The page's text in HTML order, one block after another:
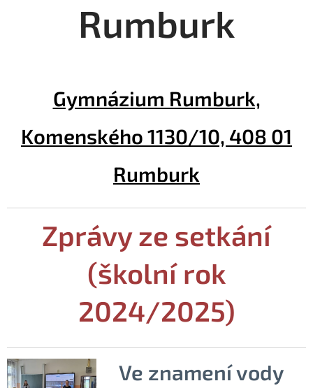
Rumburk
Gymnázium Rumburk,
Komenského 1130/10, 408 01
Rumburk
Zprávy ze setkání
(školní rok
2024/2025)
Ve znamení vody